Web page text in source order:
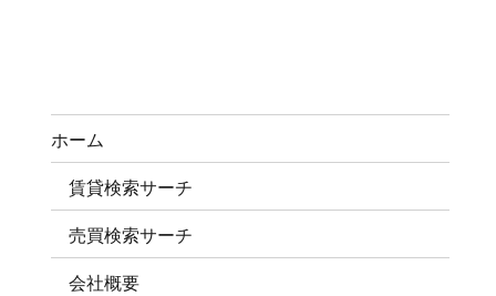
ホーム
賃貸検索サーチ
売買検索サーチ
会社概要